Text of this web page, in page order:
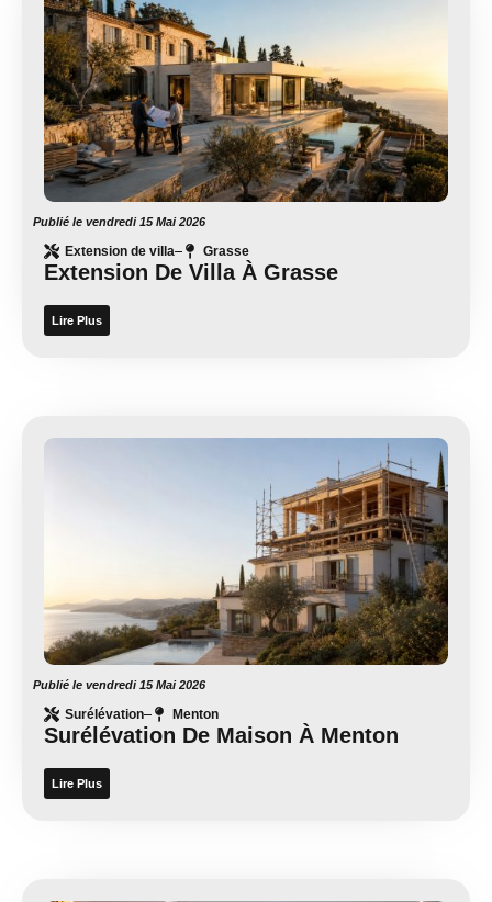
Publié le vendredi 15 Mai 2026
Extension de villa Grasse
Extension De Villa À Grasse
Lire Plus
Publié le vendredi 15 Mai 2026
Surélévation Menton
Surélévation De Maison À Menton
Lire Plus